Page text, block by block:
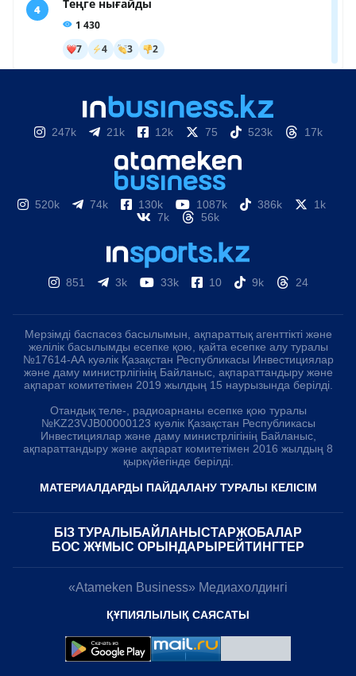
247k 21k 12k 75 523k 17k
520k 74k 130k 1087k 386k
1k
7k
56k
851 3k 33k 10 9k 24
Мерзімді баспасөз басылымын, ақпараттық агенттікті және
желілік басылымды есепке қою, қайта есепке алу туралы
№17614-АА куәлік Қазақстан Республикасы Инвестициялар
және даму министрлігінің Байланыс, ақпараттандыру және
ақпарат комитетімен 2019 жылдың 15 наурызында берілді.
Отандық теле-, радиоарнаны есепке қою туралы
№KZ23VJB00000123 куәлік Қазақстан Республикасы
Инвестициялар және даму министрлігінің Байланыс,
ақпараттандыру және ақпарат комитетімен 2016 жылдың 8
қыркүйегінде берілді.
МАТЕРИАЛДАРДЫ ПАЙДАЛАНУ ТУРАЛЫ КЕЛІСІМ
БІЗ ТУРАЛЫ БАЙЛАНЫСТАРЖОБАЛАР
БОС ЖҰМЫС ОРЫНДАРЫ РЕЙТИНГТЕР
«Atameken Business» Медиахолдингі
ҚҰПИЯЛЫЛЫҚ САЯСАТЫ